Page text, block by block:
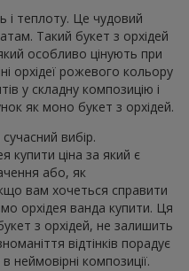
і теплоту. Це чудовий
Такий букет з орхідей
особливо цінують при
орхідеї рожевого кольору
у складну композицію і
як моно букет з орхідей.
вибір.
купити ціна за який є
або, як
вам хочеться справити
орхідея ванда купити. Ця
з орхідей, не залишить
відтінків порадує
неймовірні композиції.